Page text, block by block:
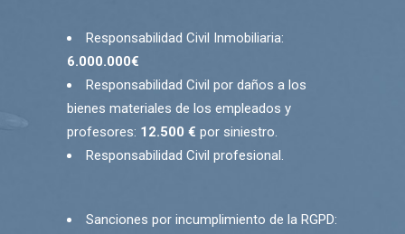
Responsabilidad Civil Inmobiliaria:
6.000.000€
Responsabilidad Civil por daños a los
bienes materiales de los empleados y
profesores: 12.500 € por siniestro.
Responsabilidad Civil profesional.
Sanciones por incumplimiento de la RGPD: